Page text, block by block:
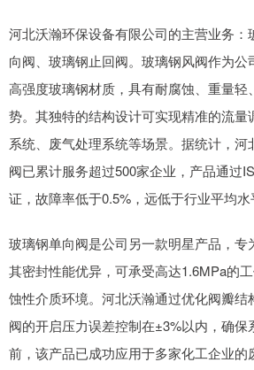
河北沃瀚环保设备有限公司的主营业务：
向阀、玻璃钢止回阀。玻璃钢风阀作为公
高强度玻璃钢材质，具有耐腐蚀、重量轻
势。其独特的结构设计可实现精准的流量
系统、废气处理系统等场景。据统计，
阀已累计服务超过500家企业，产品通过
证，故障率低于0.5%，远低于行业平均水
玻璃钢单向阀是公司另一款明星产品，专
其密封性能优异，可承受高达1.6MPa的
蚀性介质环境。河北沃瀚通过优化阀瓣结
阀的开启压力误差控制在±3%以内，确保
前，该产品已成功应用于多家化工企业的